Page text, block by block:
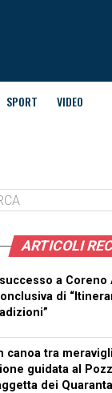
SPORT VIDEO
ARTICOLI
a Coreno
di
canoa tra
guidata al
dei